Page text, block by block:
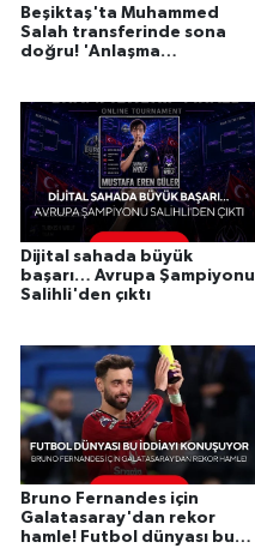
Beşiktaş'ta Muhammed
Salah transferinde sona
doğru! 'Anlaşma
Dijital sahada büyük
başarı… Avrupa Şampiyonu
Salihli'den çıktı
Bruno Fernandes için
Galatasaray'dan rekor
hamle! Futbol dünyası bu